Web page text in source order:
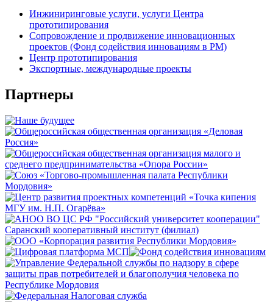
Инжиниринговые услуги, услуги Центра
прототипирования
Сопровождение и продвижение инновационных
проектов (Фонд содействия инновациям в РМ)
Центр прототипирования
Экспортные, международные проекты
Партнеры